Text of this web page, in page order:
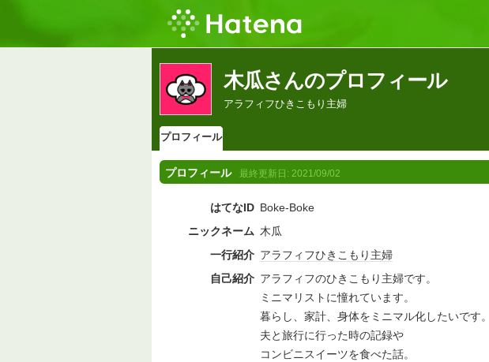
木瓜さんのプロフィール
アラフィフひきこもり主婦
プロフィール
プロフィール 最終更新日: 2021/09/02
はてなID Boke-Boke
ニックネーム 木瓜
一行紹介 アラフィフひきこもり 主婦
自己紹介 アラフィフのひきこもり主婦です。
ミニマリストに憧れています。
暮らし、家計、身体をミニマル化したいです。
夫と旅行に行った時の記録や
コンビニスイーツを食べた話。